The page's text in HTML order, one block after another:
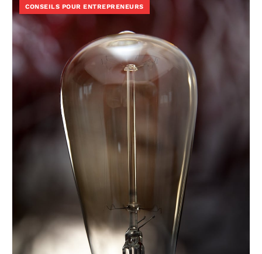
CONSEILS POUR ENTREPRENEURS